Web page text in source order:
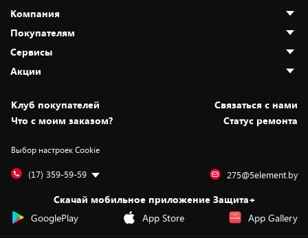
Компания
О нас
Адреса магазинов
Новости
Статьи и обзоры
Вакансии
Дай пять добру!
Покупателям
Как сделать заказ
Оплата и доставка
Безналичный расчёт
Обмен и возврат товара
Обработка персональных данных
Подарочные карты
Сервисы
Установка техники
Для игровых консолей
Для мобильных устройств
Для компьютеров
Сервисные центры
Акции
Скидки и промокоды
Белорусские товары
Бонусы
Оплата частями
Новинки
Клуб покупателей
Cвязаться с нами
Что с моим заказом?
Статус ремонта
Выбор настроек Cookie
(17) 359-59-59 275@5element.by
Скачай мобильное приложение Защита+
GooglePlay
App Store App Gallery